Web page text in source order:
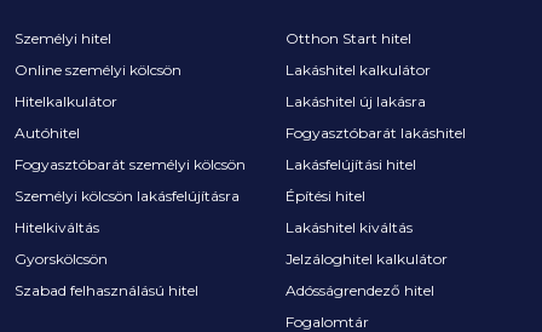
Személyi hitel
Online személyi kölcsön
Hitelkalkulátor
Autóhitel
Fogyasztóbarát személyi kölcsön
Személyi kölcsön lakásfelújításra
Hitelkiváltás
Gyorskölcsön
Szabad felhasználású hitel
Otthon Start hitel
Lakáshitel kalkulátor
Lakáshitel új lakásra
Fogyasztóbarát lakáshitel
Lakásfelújítási hitel
Építési hitel
Lakáshitel kiváltás
Jelzáloghitel kalkulátor
Adósságrendező hitel
Fogalomtár